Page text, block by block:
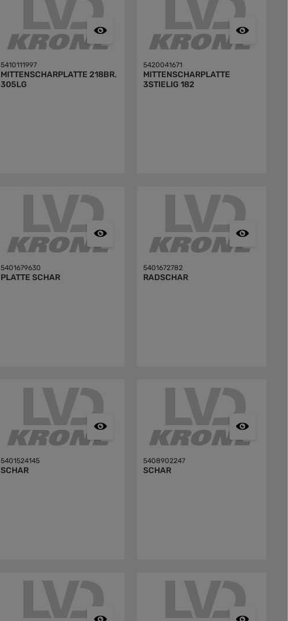
5410111997
MITTENSCHARPLATTE 218BR.
305LG
5420041671
MITTENSCHARPLATTE
3STIELIG 182
5401679630
PLATTE SCHAR
5401672782
RADSCHAR
5401524145
SCHAR
5408902247
SCHAR